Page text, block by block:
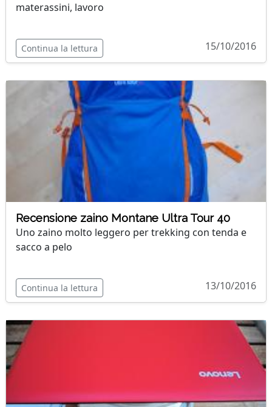
materassini, lavoro
Continua la lettura 15/10/2016
Recensione zaino Montane Ultra Tour 40
Uno zaino molto leggero per trekking con tenda e
sacco a pelo
Continua la lettura 13/10/2016